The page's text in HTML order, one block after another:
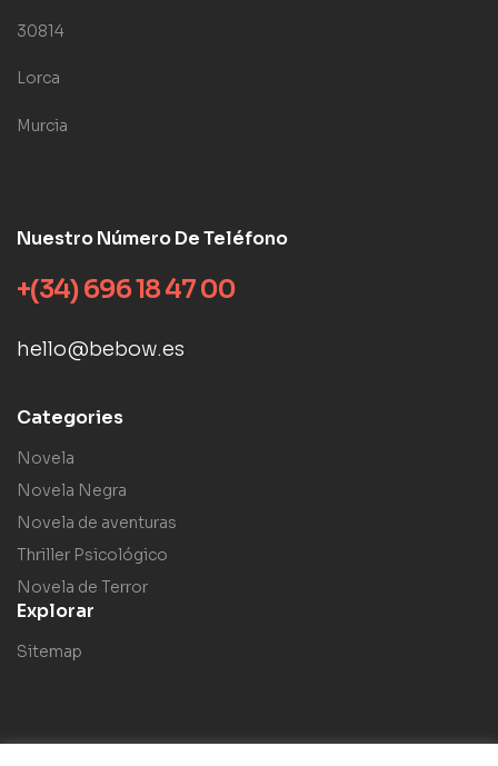
30814
Lorca
Murcia
Nuestro Número De Teléfono
+(34) 696 18 47 00
hello@bebow.es
Categories
Novela
Novela Negra
Novela de aventuras
Thriller Psicológico
Novela de Terror
Explorar
Sitemap